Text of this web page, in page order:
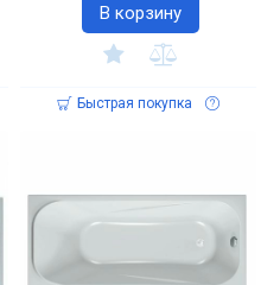
В корзину
Быстрая покупка